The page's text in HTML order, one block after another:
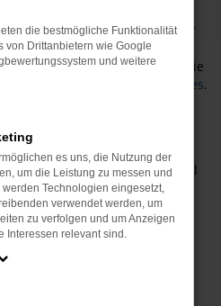
Sie bei uns von
rund um Ford in Köln: Wir
Wartung, schnelle Reparaturen,
sowie die
Ihres bisherigen Fahrzeuges.
und -besitz für Sie
und weitere Modelle in
. Lassen Sie sich individuell
mit unserem Team die
Ihren Alltag in Köln.
Köln
Köln
die bestmögliche Funktionalität
von Drittanbietern wie Google
und weitere
es uns, die Nutzung der
um die Leistung zu messen und
Technologien eingesetzt,
verwendet werden, um
zu verfolgen und um Anzeigen
Interessen relevant sind.